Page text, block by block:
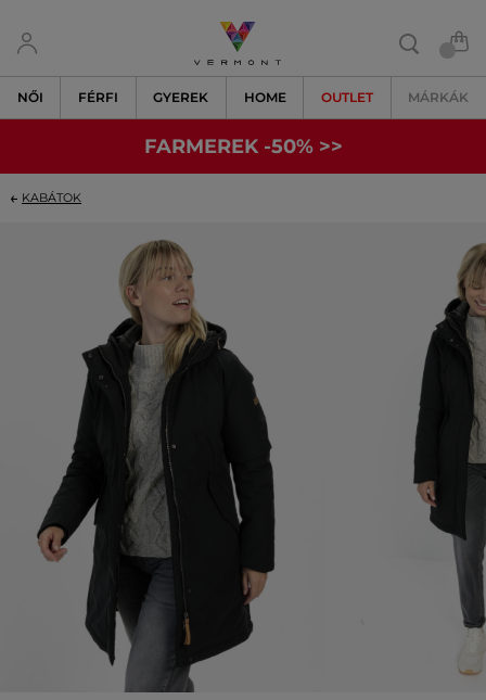
NŐI FÉRFI GYEREK HOME OUTLET MÁRKÁK
FARMEREK -50% >>
KABÁTOK